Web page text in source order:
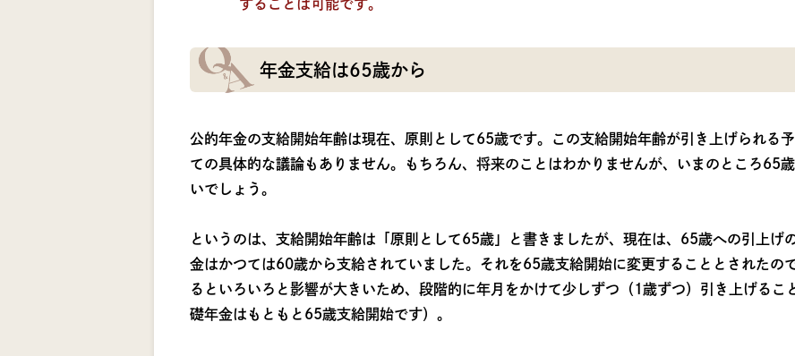
することは可能です。
年金支給は65歳から
公的年金の支給開始年齢は現在、原則として65歳です。この支給開始年齢が引き上げられる
ての具体的な議論もありません。もちろん、将来のことはわかりませんが、いまのところ65
いでしょう。
というのは、支給開始年齢は「原則として65歳」と書きましたが、現在は、65歳への引上げ
金はかつては60歳から支給されていました。それを65歳支給開始に変更することとされたの
るといろいろと影響が大きいため、段階的に年月をかけて少しずつ（1歳ずつ）引き上げるこ
礎年金はもともと65歳支給開始です）。